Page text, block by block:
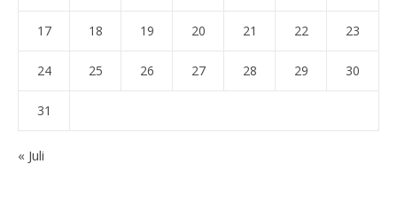
17 18 19 20 21 22 23
24 25 26 27 28 29 30
31
« Juli